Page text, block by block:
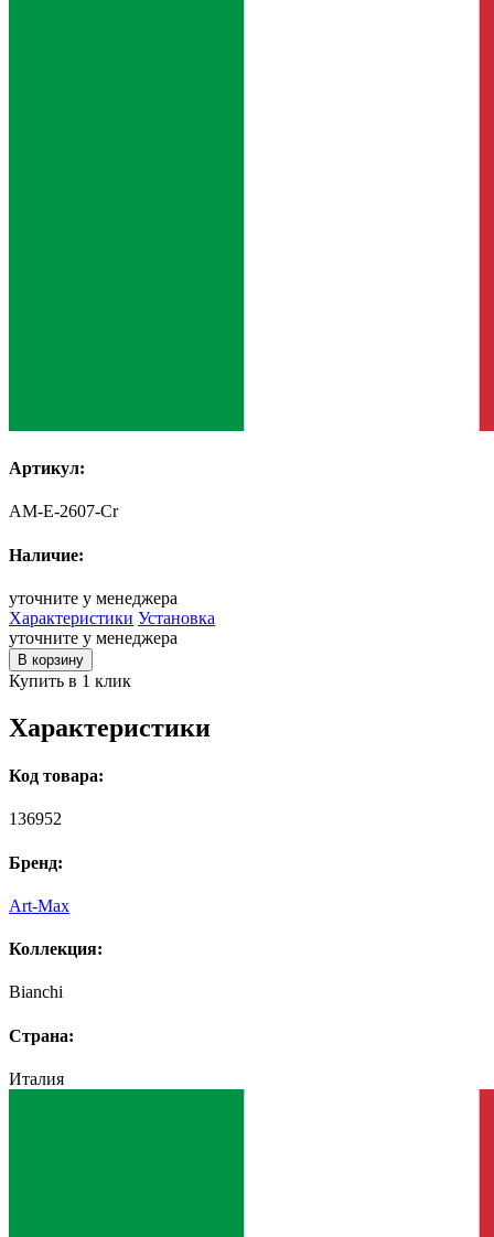
Артикул:
AM-E-2607-Cr
Наличие:
уточните у менеджера
Характеристики Установка
уточните у менеджера
В корзину
Купить в 1 клик
Характеристики
Код товара:
136952
Бренд:
Art-Max
Коллекция:
Bianchi
Страна:
Италия